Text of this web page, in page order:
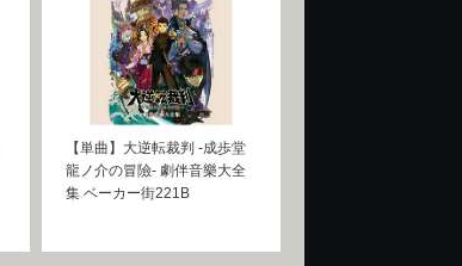
【単曲】大逆転裁判 -成歩堂
龍ノ介の冒險- 劇伴音樂大全
集 ベーカー街221B